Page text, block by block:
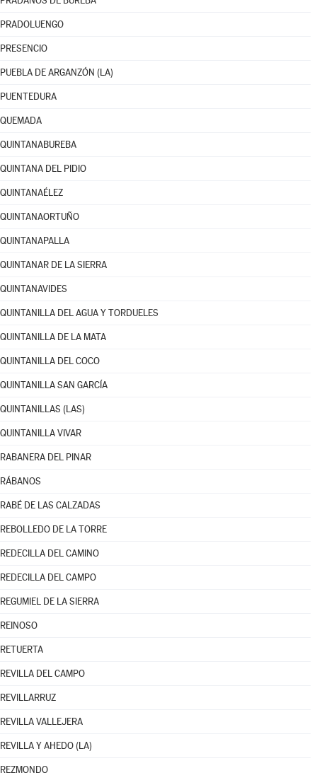
PRADOLUENGO
PRESENCIO
PUEBLA DE ARGANZÓN (LA)
PUENTEDURA
QUEMADA
QUINTANABUREBA
QUINTANA DEL PIDIO
QUINTANAÉLEZ
QUINTANAORTUÑO
QUINTANAPALLA
QUINTANAR DE LA SIERRA
QUINTANAVIDES
QUINTANILLA DEL AGUA Y TORDUELES
QUINTANILLA DE LA MATA
QUINTANILLA DEL COCO
QUINTANILLA SAN GARCÍA
QUINTANILLAS (LAS)
QUINTANILLA VIVAR
RABANERA DEL PINAR
RÁBANOS
RABÉ DE LAS CALZADAS
REBOLLEDO DE LA TORRE
REDECILLA DEL CAMINO
REDECILLA DEL CAMPO
REGUMIEL DE LA SIERRA
REINOSO
RETUERTA
REVILLA DEL CAMPO
REVILLARRUZ
REVILLA VALLEJERA
REVILLA Y AHEDO (LA)
REZMONDO